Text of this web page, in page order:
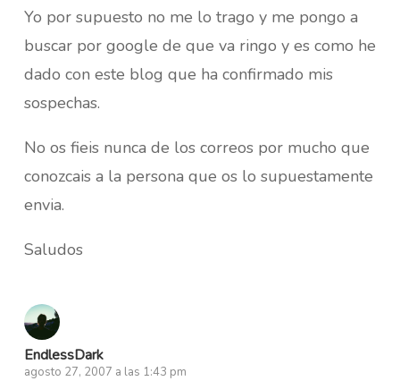
Yo por supuesto no me lo trago y me pongo a
buscar por google de que va ringo y es como he
dado con este blog que ha confirmado mis
sospechas.
No os fieis nunca de los correos por mucho que
conozcais a la persona que os lo supuestamente
envia.
Saludos
EndlessDark
agosto 27, 2007 a las 1:43 pm